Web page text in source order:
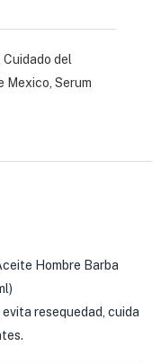
Cuidado del
Mexico Serum
Hombre Barba
resequedad, cuida